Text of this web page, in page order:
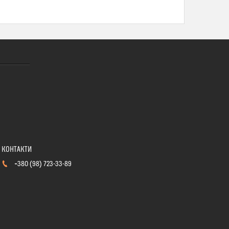
+380 (98) 723-33-89